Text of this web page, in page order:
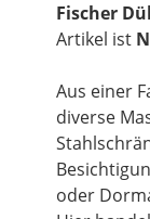
Fischer
Artikel ist
Aus einer
diverse
oder